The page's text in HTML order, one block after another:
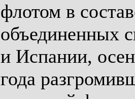
флотом в
объединенных
и Испании,
года